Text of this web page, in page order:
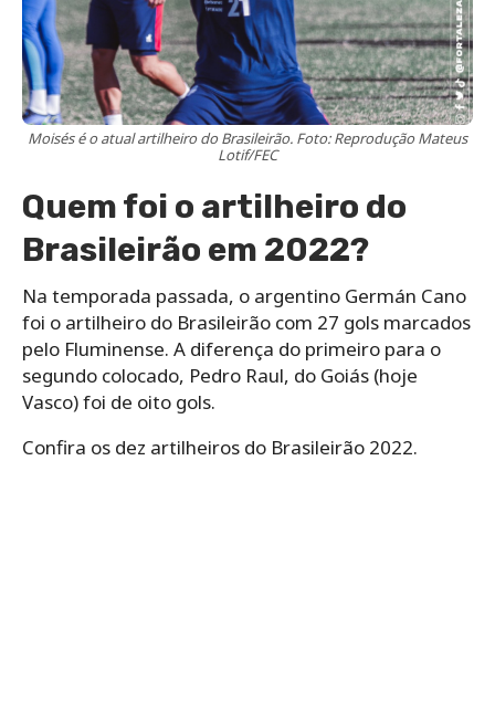
Moisés é o atual artilheiro do Brasileirão. Foto: Reprodução Mateus
Lotif/FEC
Quem foi o artilheiro do
Brasileirão em 2022?
Na temporada passada, o argentino Germán Cano
foi o artilheiro do Brasileirão com 27 gols marcados
pelo Fluminense. A diferença do primeiro para o
segundo colocado, Pedro Raul, do Goiás (hoje
Vasco) foi de oito gols.
Confira os dez artilheiros do Brasileirão 2022.